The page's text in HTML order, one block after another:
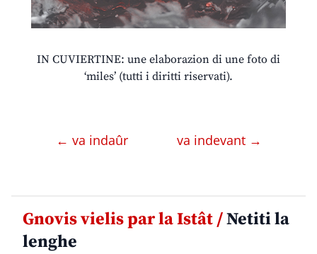
IN CUVIERTINE: une elaborazion di une foto di
‘miles’ (tutti i diritti riservati).
← va indaûr va indevant →
Gnovis vielis par la Istât /Netiti la
lenghe